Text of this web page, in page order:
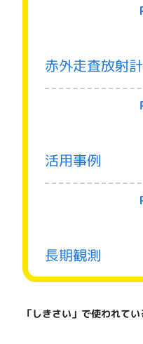
赤外走査放射
活用事例
長期観測
「しきさい」で使われて